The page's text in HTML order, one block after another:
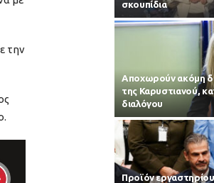
την
σκουπίδια
Αποχωρούν ακόμη
της Καρυστιανού,
διαλόγου
Προϊόν